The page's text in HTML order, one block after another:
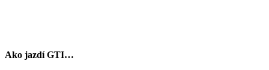
Ako jazdí GTI…